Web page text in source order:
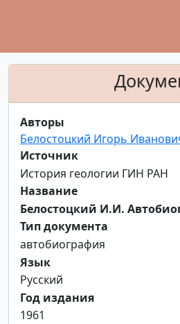
Авторы
Белостоцкий Игорь
Источник
История геологии ГИН РАН
Название
Белостоцкий И.И.
Тип документа
автобиография
Язык
Русский
Год издания
1961